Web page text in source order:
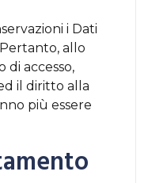
i Dati
allo
di accesso,
il diritto alla
più essere